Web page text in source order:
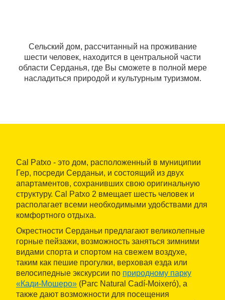
Сельский дом, рассчитанный на проживание
шести человек, находится в центральной части
области Серданья, где Вы сможете в полной мере
насладиться природой и культурным туризмом.
Cal Patxo - это дом, расположенный в муниципии
Гер, посреди Серданьи, и состоящий из двух
апартаментов, сохранивших свою оригинальную
структуру. Cal Patxo 2 вмещает шесть человек и
располагает всеми необходимыми удобствами для
комфортного отдыха.
Окрестности Серданьи предлагают великолепные
горные пейзажи, возможность заняться зимними
видами спорта и спортом на свежем воздухе,
таким как пешие прогулки, верховая езда или
велосипедные экскурсии по природному парку
«Кади-Мошеро» (Parc Natural Cadí-Moixeró), а
также дают возможности для посещения